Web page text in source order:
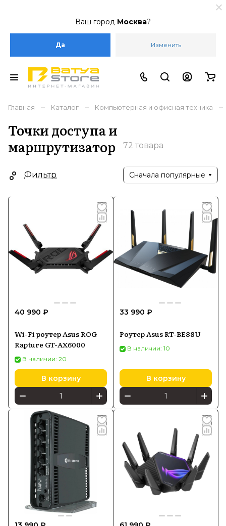
Ваш город Москва?
Да Изменить
Главная – Каталог – Компьютерная и офисная техника –
Точки доступа и
маршрутизатор
72 товара
Фильтр Сначала популярные
40 990 ₽
Wi-Fi роутер Asus ROG
Rapture GT-AX6000
В наличии: 20
В корзину
33 990 ₽
Роутер Asus RT-BE88U
В наличии: 10
В корзину